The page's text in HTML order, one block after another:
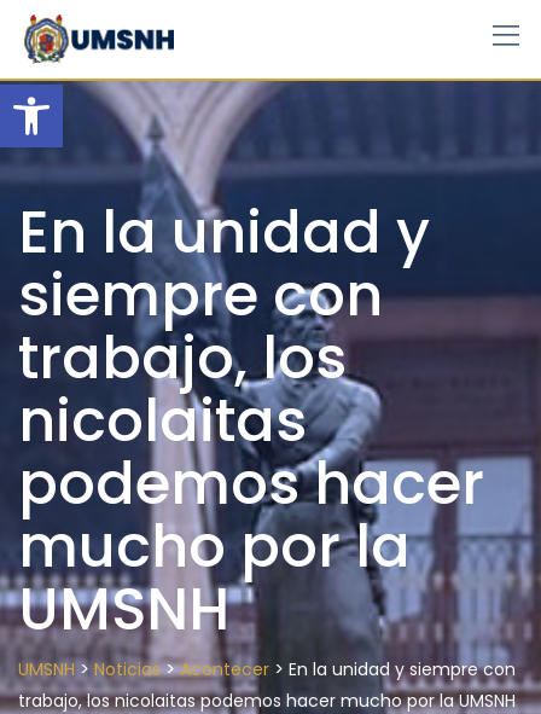
Open toolbar
Skip
content
En la unidad y
siempre con
trabajo, los
nicolaitas
podemos hacer
mucho por la
UMSNH
UMSNH > Noticias>Acontecer > En la unidad y siempre con
trabajo, los nicolaitas podemos hacer mucho por la UMSNH